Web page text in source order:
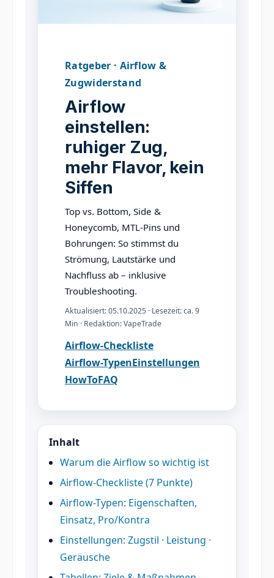
Ratgeber · Airflow &
Zugwiderstand
Airflow
einstellen:
ruhiger Zug,
mehr Flavor, kein
Siffen
Top vs. Bottom, Side &
Honeycomb, MTL-Pins und
Bohrungen: So stimmst du
Strömung, Lautstärke und
Nachfluss ab – inklusive
Troubleshooting.
Aktualisiert: 05.10.2025 · Lesezeit: ca. 9
Min · Redaktion: VapeTrade
Airflow-Checkliste
Airflow-TypenEinstellungen
HowToFAQ
Inhalt
Warum die Airflow so wichtig ist
Airflow-Checkliste (7 Punkte)
Airflow-Typen: Eigenschaften,
Einsatz, Pro/Kontra
Einstellungen: Zugstil · Leistung ·
Geräusche